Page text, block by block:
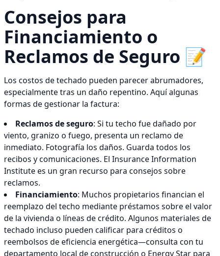
Consejos para
Financiamiento o
Reclamos de Seguro 📝
Los costos de techado pueden parecer abrumadores,
especialmente tras un daño repentino. Aquí algunas
formas de gestionar la factura:
Reclamos de seguro: Si tu techo fue dañado por
viento, granizo o fuego, presenta un reclamo de
inmediato. Fotografía los daños. Guarda todos los
recibos y comunicaciones. El Insurance Information
Institute es un gran recurso para consejos sobre
reclamos.
Financiamiento: Muchos propietarios financian el
reemplazo del techo mediante préstamos sobre el valor
de la vivienda o líneas de crédito. Algunos materiales de
techado incluso pueden calificar para créditos o
reembolsos de eficiencia energética—consulta con tu
departamento local de construcción o Energy Star para